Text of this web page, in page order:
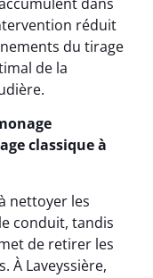
réduit
du tirage
de la
classique à
nettoyer les
conduit, tandis
de retirer les
À Laveyssière,